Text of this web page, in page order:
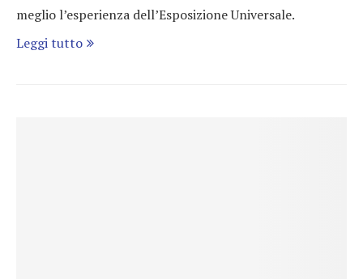
meglio l’esperienza dell’Esposizione Universale.
Leggi tutto